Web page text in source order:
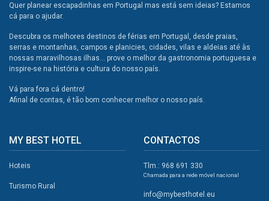
Quer planear escapadinhas em Portugal mas está sem ideias? Estamos
cá para o ajudar.
Descubra os melhores destinos de férias em Portugal, desde praias,
serras e montanhas, campos e planicies, cidades, vilas e aldeias até às
nossas maravilhosas ilhas... prove o melhor da gastronomia portuguesa e
inspire-se na história e cultura do nosso país.
Vá para fora cá dentro!
Afinal de contas, é tão bom conhecer melhor o nosso país.
MY BEST HOTEL
Hoteis
Turismo Rural
CONTACTOS
Tlm.: 968 691 330
Chamada para a rede móvel nacional
info@mybesthotel.eu